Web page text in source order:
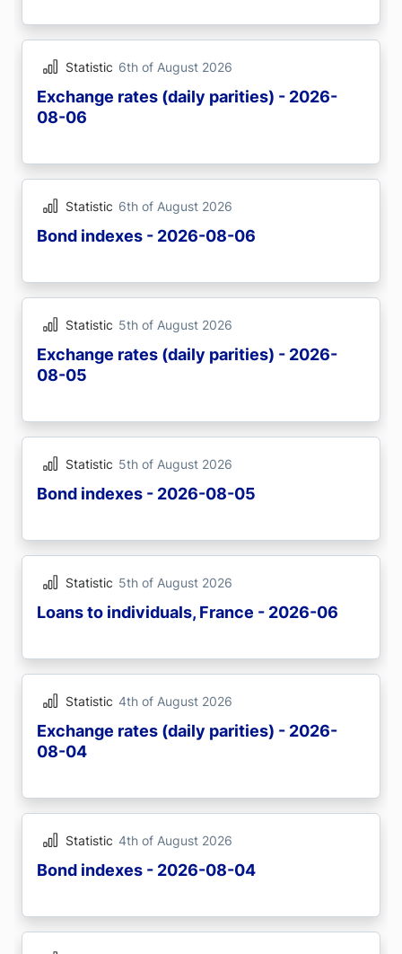
Statistic 6th of August 2026
Exchange rates (daily parities) - 2026-
08-06
Statistic 6th of August 2026
Bond indexes - 2026-08-06
Statistic 5th of August 2026
Exchange rates (daily parities) - 2026-
08-05
Statistic 5th of August 2026
Bond indexes - 2026-08-05
Statistic 5th of August 2026
Loans to individuals, France - 2026-06
Statistic 4th of August 2026
Exchange rates (daily parities) - 2026-
08-04
Statistic 4th of August 2026
Bond indexes - 2026-08-04